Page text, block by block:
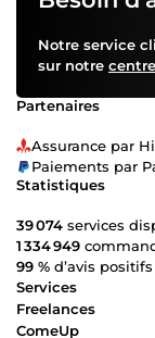
Notre service
sur notre
Partenaires
Assurance par
Paiements par
Statistiques
39 074 services
1 334 949
99 % d’avis positifs
Services
Freelances
ComeUp